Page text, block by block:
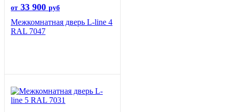
от 33 900 руб
Межкомнатная дверь L-line 4
RAL 7047